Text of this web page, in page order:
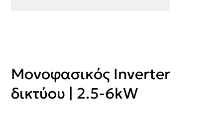
Μονοφασικός Inverter
δικτύου | 2.5-6kW